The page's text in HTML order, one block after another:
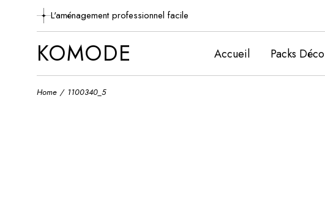
L'aménagement professionnel facile
KOMODE Accueil Packs Déco
Home 1100340_5